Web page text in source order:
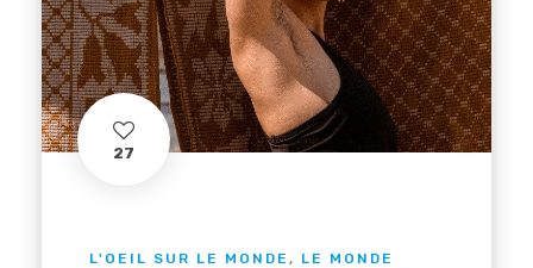
27
L'OEIL SUR LE MONDE , LE MONDE